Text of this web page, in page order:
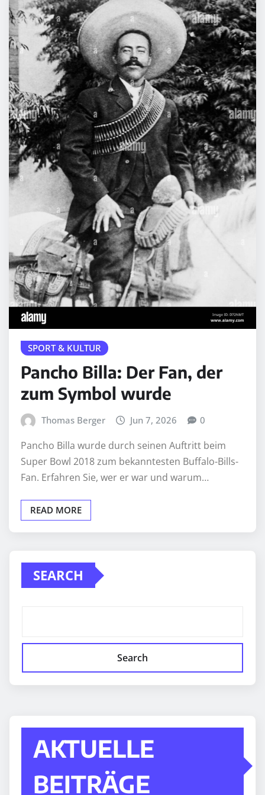
SPORT & KULTUR
Pancho Billa: Der Fan, der
zum Symbol wurde
Thomas Berger Jun 7, 2026 0
Pancho Billa wurde durch seinen Auftritt beim
Super Bowl 2018 zum bekanntesten Buffalo-Bills-
Fan. Erfahren Sie, wer er war und warum…
READ MORE
SEARCH
Search
AKTUELLE
BEITRÄGE